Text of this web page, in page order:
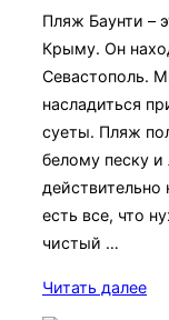
Пляж Баунти –
Крыму. Он
Севастополь.
насладиться
суеты. Пляж
белому песку
есть все, что
чистый …
Читать далее